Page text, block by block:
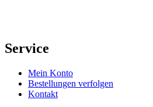
Service
Mein Konto
Bestellungen verfolgen
Kontakt